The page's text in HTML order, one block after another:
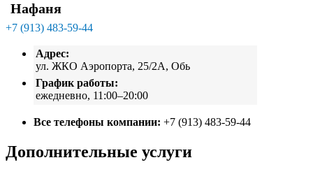
Нафаня
+7 (913) 483-59-44
Адрес:
ул. ЖКО Аэропорта, 25/2А, Обь
График работы:
ежедневно, 11:00–20:00
Все телефоны компании: +7 (913) 483-59-44
Дополнительные услуги